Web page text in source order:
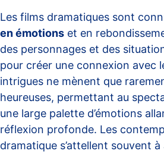
Les films dramatiques sont
en émotions et en
des personnages et des
pour créer une connexion avec
intrigues ne mènent que
heureuses, permettant au
une large palette d’émotions
réflexion profonde. Les
dramatique s’attellent souvent